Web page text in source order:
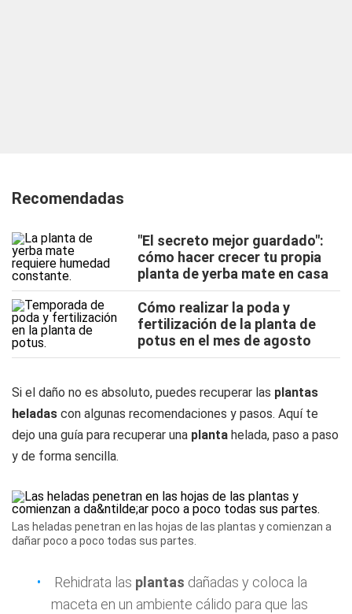
Recomendadas
"El secreto mejor guardado":
cómo hacer crecer tu propia
planta de yerba mate en casa
Cómo realizar la poda y
fertilización de la planta de
potus en el mes de agosto
Si el daño no es absoluto, puedes recuperar las plantas
heladas con algunas recomendaciones y pasos. Aquí te
dejo una guía para recuperar una planta helada, paso a paso
y de forma sencilla.
Las heladas penetran en las hojas de las plantas y comienzan a
dañar poco a poco todas sus partes.
Rehidrata las plantas dañadas y coloca la
maceta en un ambiente cálido para que las